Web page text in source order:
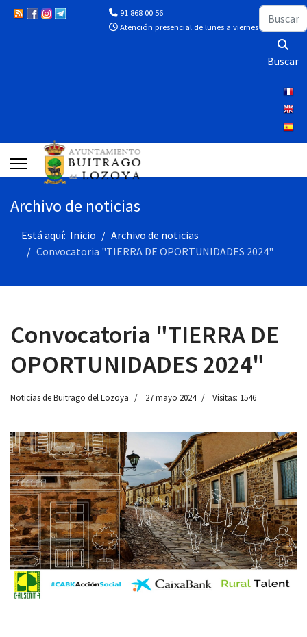
91 868 00 56
Atención presencial de lunes a viernes de 10:00 a
Buscar
Buscar
Archivo de noticias
Está aquí: Inicio
Archivo de noticias
Convocatoria "TIERRA DE OPORTUNIDADES 2024"
Convocatoria "TIERRA DE
OPORTUNIDADES 2024"
Noticias de Buitrago del Lozoya 27 mayo 2024 Visitas: 1546